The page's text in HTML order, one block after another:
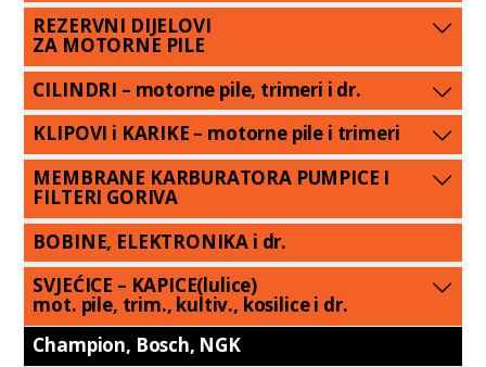
REZERVNI DIJELOVI
ZA MOTORNE PILE
CILINDRI – motorne pile, trimeri i dr.
KLIPOVI i KARIKE – motorne pile i trimeri
MEMBRANE KARBURATORA PUMPICE I
FILTERI GORIVA
BOBINE, ELEKTRONIKA i dr.
SVJEĆICE – KAPICE(lulice)
mot. pile, trim., kultiv., kosilice i dr.
Champion, Bosch, NGK